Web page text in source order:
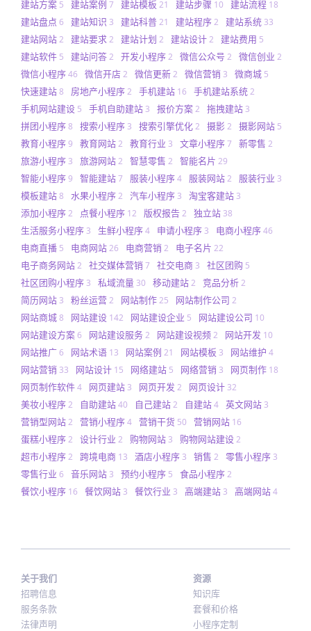
建站方案 5 建站案例 7 建站模板 21 建站步骤 10 建站流程 18
建站盘点 6 建站知识 3 建站科普21 建站程序2 建站系统 33
建站网站2 建站要求2 建站计划 2 建站设计2 建站费用 5
建站软件 5 建站问答2 开发小程序2 微信公众号 2 微信创业 2
微信小程序46 微信开店2 微信更新2 微信营销 3 微商城 5
快速建站8 房地产小程序2 手机建站 16 手机建站系统2
手机网站建设 5 手机自助建站 3 报价方案2 拖拽建站 3
拼团小程序8 搜索小程序 3 搜索引擎优化2 摄影2 摄影网站 5
教育小程序9 教育网站2 教育行业 3 文章小程序7 新零售 2
旅游小程序 3 旅游网站2 智慧零售 2 智能名片 29
智能小程序9 智能建站7 服装小程序4 服装网站2 服装行业 3
模板建站8 水果小程序2 汽车小程序 3 淘宝客建站 3
添加小程序2 点餐小程序 12 版权报告2 独立站 38
生活服务小程序 3 生鲜小程序4 申请小程序 3 电商小程序46
电商直播 5 电商网站26 电商营销 2 电子名片 22
电子商务网站2 社交媒体营销 7 社交电商 3 社区团购 5
社区团购小程序 3 私域流量 30 移动建站2 竞品分析2
简历网站 3 粉丝运营2 网站制作25 网站制作公司 2
网站商城8 网站建设 142 网站建设企业 5 网站建设公司 10
网站建设方案6 网站建设服务2 网站建设视频2 网站开发 10
网站推广6 网站术语 13 网站案例 21 网站模板 3 网站维护 4
网站营销 33 网站设计 15 网络建站 5 网络营销 3 网页制作 18
网页制作软件4 网页建站 3 网页开发 2 网页设计 32
美妆小程序2 自助建站40 自己建站2 自建站4 英文网站 3
营销型网站2 营销小程序4 营销干货 50 营销网站 16
蛋糕小程序2 设计行业 2 购物网站 3 购物网站建设2
超市小程序2 跨境电商 13 酒店小程序 3 销售 2 零售小程序 3
零售行业 6 音乐网站 3 预约小程序 5 食品小程序2
餐饮小程序 16 餐饮网站 3 餐饮行业 3 高端建站 3 高端网站4
关于我们
招聘信息
服务条款
法律声明
资源
知识库
套餐和价格
小程序定制